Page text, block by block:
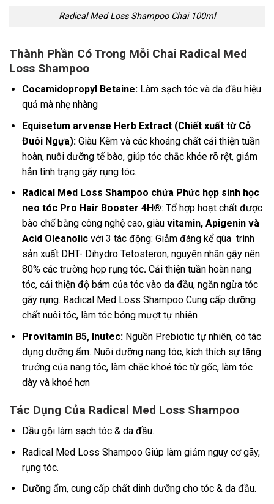
Radical Med Loss Shampoo Chai 100ml
Thành Phần Có Trong Mỗi Chai Radical Med
Loss Shampoo
Cocamidopropyl Betaine:Làm sạch tóc và da đầu hiệu
quả mà nhẹ nhàng
Equisetum arvense Herb Extract (Chiết xuất từ Cỏ
Đuôi Ngựa): Giàu Kẽm và các khoáng chất cải thiện tuần
hoàn, nuôi dưỡng tế bào, giúp tóc chắc khỏe rõ rệt, giảm
hẳn tình trạng gãy rụng tóc.
Radical Med Loss Shampoo chứa Phức hợp sinh học
neo tóc Pro Hair Booster 4H®: Tổ hợp hoạt chất được
bào chế bằng công nghệ cao, giàu vitamin, Apigenin và
Acid Oleanolic với 3 tác động: Giảm đáng kể qúa trình
sản xuất DHT- Dihydro Tetosteron, nguyên nhân gậy nên
80% các trường họp rụng tóc.Cải thiện tuần hoàn nang
tóc, cải thiện độ bám của tóc vào da đầu, ngăn ngừa tóc
gãy rụng. Radical Med Loss Shampoo Cung cấp dưỡng
chất nuôi tóc, làm tóc bóng mượt tự nhiên
Provitamin B5, Inutec: Nguồn Prebiotic tự nhiên, có tác
dụng dưỡng ẩm. Nuôi dưỡng nang tóc, kích thích sự tăng
trưởng của nang tóc, làm chắc khoẻ tóc từ gốc, làm tóc
dày và khoẻ hơn
Tác Dụng Của Radical Med Loss Shampoo
Dầu gội làm sạch tóc & da đầu.
Radical Med Loss Shampoo Giúp làm giảm nguy cơ gãy,
rụng tóc.
Dưỡng ẩm, cung cấp chất dinh dưỡng cho tóc & da đầu.